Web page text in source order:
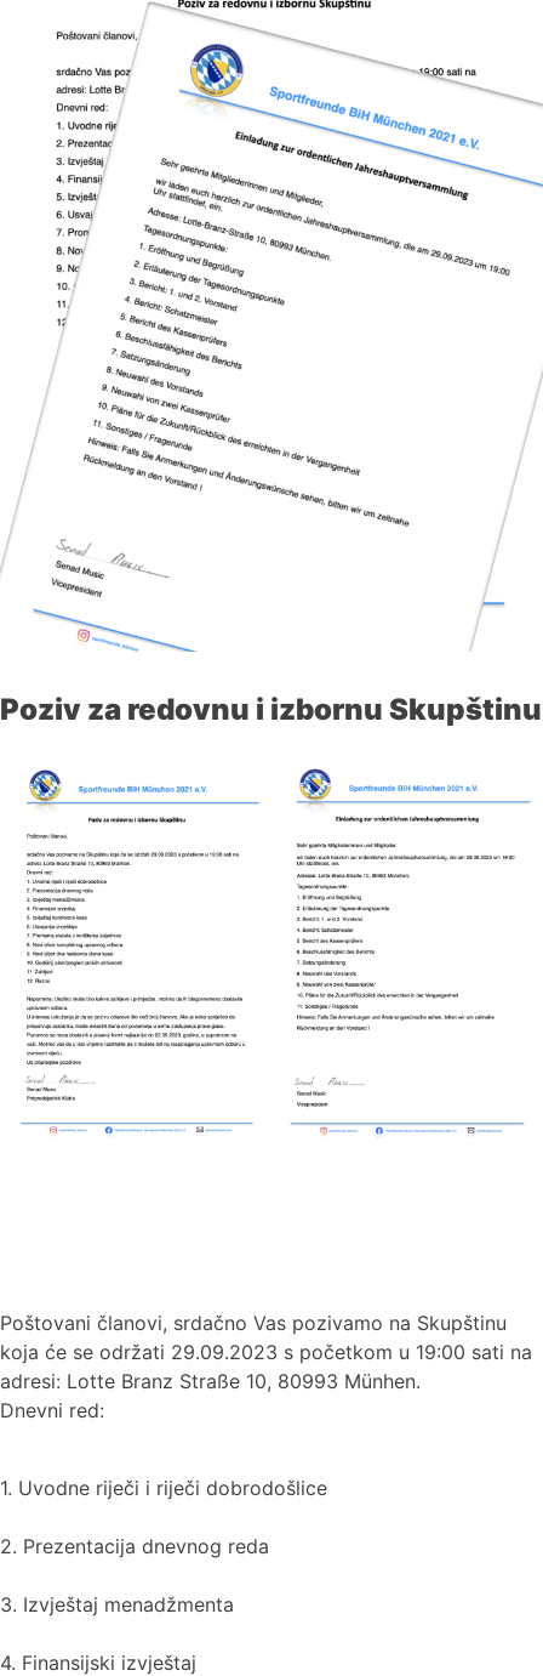
Poziv za redovnu i izbornu Skupštinu
Poštovani članovi, srdačno Vas pozivamo na Skupštinu
koja će se održati 29.09.2023 s početkom u 19:00 sati na
adresi: Lotte Branz Straße 10, 80993 Münhen.
Dnevni red:
1. Uvodne riječi i riječi dobrodošlice
2. Prezentacija dnevnog reda
3. Izvještaj menadžmenta
4. Finansijski izvještaj